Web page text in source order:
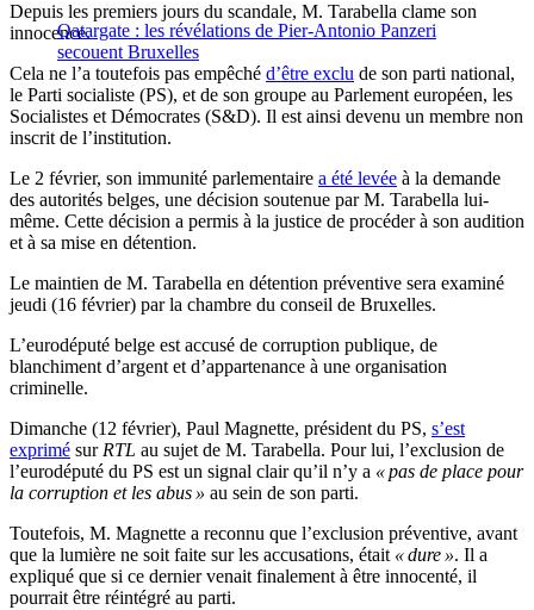
Qatargate : les révélations de Pier-Antonio Panzeri
secouent Bruxelles
Depuis les premiers jours du scandale, M. Tarabella clame son
innocence.
Cela ne l’a toutefois pas empêché d’être exclu de son parti national,
le Parti socialiste (PS), et de son groupe au Parlement européen, les
Socialistes et Démocrates (S&D). Il est ainsi devenu un membre non
inscrit de l’institution.
Le 2 février, son immunité parlementaire a été levée à la demande
des autorités belges, une décision soutenue par M. Tarabella lui-
même. Cette décision a permis à la justice de procéder à son audition
et à sa mise en détention.
Le maintien de M. Tarabella en détention préventive sera examiné
jeudi (16 février) par la chambre du conseil de Bruxelles.
L’eurodéputé belge est accusé de corruption publique, de
blanchiment d’argent et d’appartenance à une organisation
criminelle.
Dimanche (12 février), Paul Magnette, président du PS, s’est
exprimé sur RTL au sujet de M. Tarabella. Pour lui, l’exclusion de
l’eurodéputé du PS est un signal clair qu’il n’y a « pas de place pour
la corruption et les abus » au sein de son parti.
Toutefois, M. Magnette a reconnu que l’exclusion préventive, avant
que la lumière ne soit faite sur les accusations, était « dure ». Il a
expliqué que si ce dernier venait finalement à être innocenté, il
pourrait être réintégré au parti.